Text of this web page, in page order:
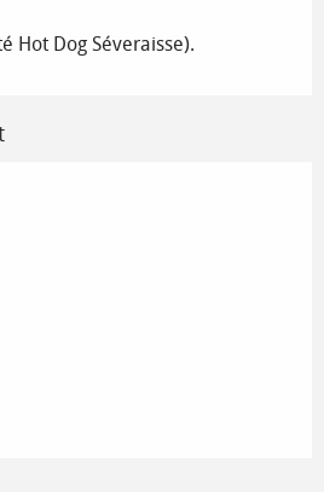
Hot Dog Séveraisse).